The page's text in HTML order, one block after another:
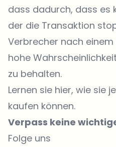
dass dadurch, dass es
der die Transaktion
Verbrecher nach
hohe
zu behalten.
Lernen sie hier, wie sie
kaufen können.
Verpass keine
Folge uns